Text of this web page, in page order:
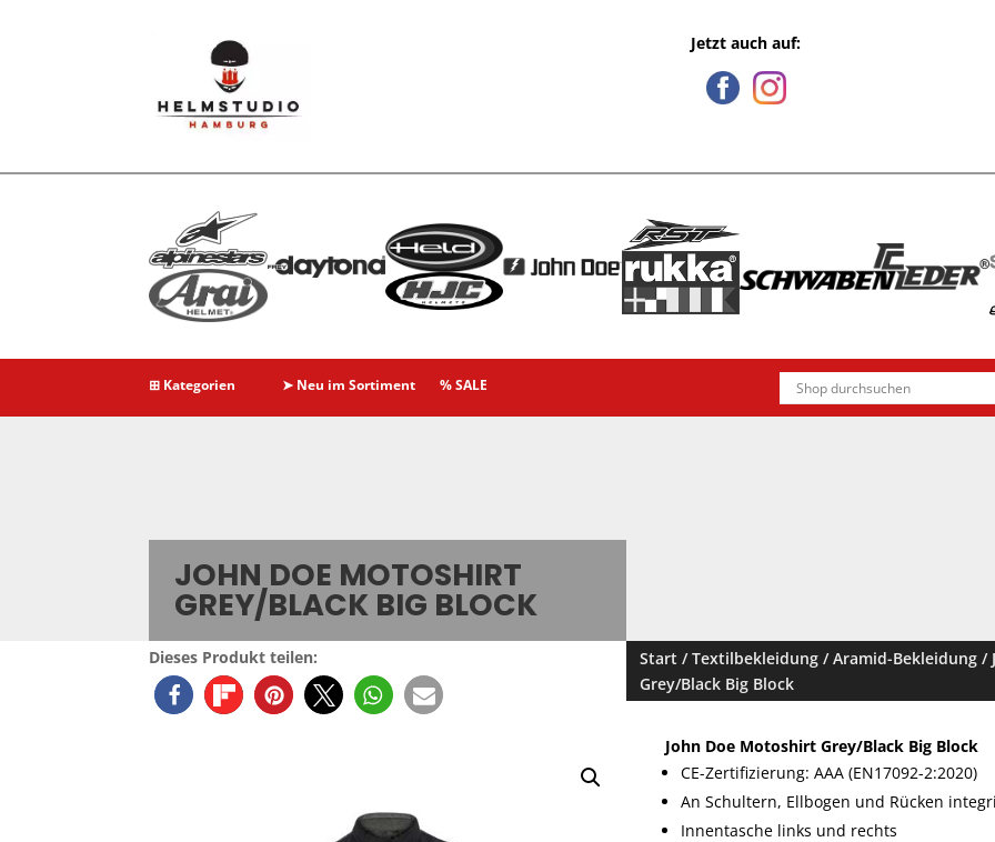
Jetzt auch auf:
⊞ Kategorien ➤ Neu im Sortiment % SALE
JOHN DOE MOTOSHIRT
GREY/BLACK BIG BLOCK
Dieses Produkt teilen: Start /Textilbekleidung /Aramid-Bekleidung /
Grey/Black Big Block
John Doe Motoshirt Grey/Black Big Block
CE-Zertifizierung: AAA (EN17092-2:2020)
An Schultern, Ellbogen und Rücken
Innentasche links und rechts